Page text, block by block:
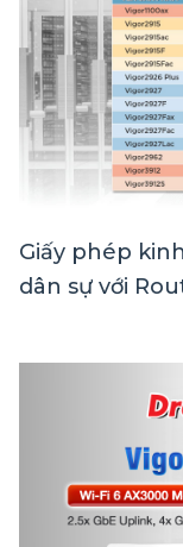
Giấy phép
dân sự với